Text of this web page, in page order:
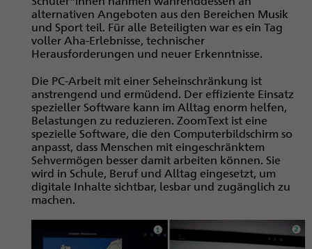
o
n
alternativen Angeboten aus den Bereichen Musik
und Sport teil. Für alle Beteiligten war es ein Tag
voller Aha-Erlebnisse, technischer
Herausforderungen und neuer Erkenntnisse.
Die PC-Arbeit mit einer Seheinschränkung ist
anstrengend und ermüdend. Der effiziente Einsatz
spezieller Software kann im Alltag enorm helfen,
Belastungen zu reduzieren. ZoomText ist eine
spezielle Software, die den Computerbildschirm so
anpasst, dass Menschen mit eingeschränktem
Sehvermögen besser damit arbeiten können. Sie
wird in Schule, Beruf und Alltag eingesetzt, um
digitale Inhalte sichtbar, lesbar und zugänglich zu
machen.